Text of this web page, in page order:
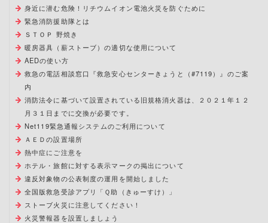
身近に潜む危険！リチウムイオン電池火災を防ぐために
緊急消防援助隊とは
ＳＴＯＰ 野焼き
暖房器具（薪ストーブ）の適切な使用について
AEDの使い方
救急の電話相談窓口『救急安心センターきょうと（#7119）』のご案
内
消防法令に基づいて設置されている旧規格消火器は、２０２１年１２
月３１日までに交換が必要です。
Net119緊急通報システムのご利用について
ＡＥＤの設置場所
熱中症にご注意を
ホテル・旅館に対する表示マークの掲出について
違反対象物の公表制度の運用を開始しました
全国版救急受診アプリ「Ｑ助（きゅーすけ）」
ストーブ火災に注意してください！
火災警報器を設置しましょう